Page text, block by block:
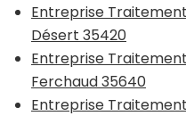
Entreprise
Désert 35420
Entreprise
Ferchaud 35640
Entreprise